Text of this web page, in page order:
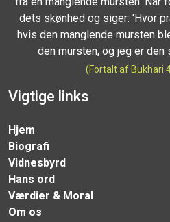
dets skønhed og siger: 'Hvor
hvis den manglende mursten
den mursten, og jeg er
(Fortalt af Bukhari
Vigtige links
Hjem
Biografi
Vidnesbyrd
Hans ord
Værdier & Moral
Om os